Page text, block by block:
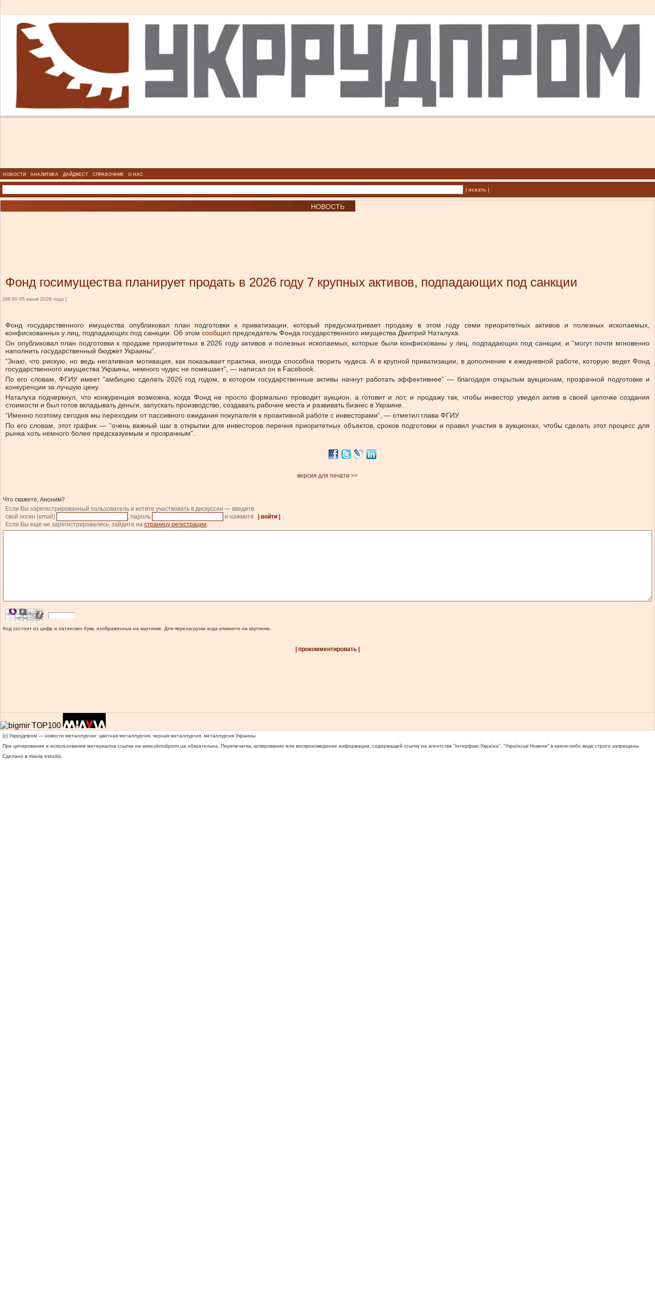
НОВОСТИ АНАЛИТИКА ДАЙДЖЕСТ СПРАВОЧНИК О НАС
| искать |
НОВОСТЬ
Фонд госимущества планирует продать в 2026 году 7 крупных активов, подпадающих под санкции
[08:50 05 июня 2026 года ]
Фонд государственного имущества опубликовал план подготовки к приватизации, который предусматривает продажу в этом году семи приоритетных активов и полезных ископаемых,
конфискованных у лиц, подпадающих под санкции. Об этом сообщил председатель Фонда государственного имущества Дмитрий Наталуха.
Он опубликовал план подготовки к продаже приоритетных в 2026 году активов и полезных ископаемых, которые были конфискованы у лиц, подпадающих под санкции, и “могут почти мгновенно
наполнить государственный бюджет Украины”.
“Знаю, что рискую, но ведь негативная мотивация, как показывает практика, иногда способна творить чудеса. А в крупной приватизации, в дополнение к ежедневной работе, которую ведет Фонд
государственного имущества Украины, немного чудес не помешает”, — написал он в Facebook.
По его словам, ФГИУ имеет “амбицию сделать 2026 год годом, в котором государственные активы начнут работать эффективнее” — благодаря открытым аукционам, прозрачной подготовке и
конкуренции за лучшую цену.
Наталуха подчеркнул, что конкуренция возможна, когда Фонд не просто формально проводит аукцион, а готовит и лот, и продажу так, чтобы инвестор увидел актив в своей цепочке создания
стоимости и был готов вкладывать деньги, запускать производство, создавать рабочие места и развивать бизнес в Украине.
“Именно поэтому сегодня мы переходим от пассивного ожидания покупателя к проактивной работе с инвесторами”, — отметил глава ФГИУ.
По его словам, этот график — “очень важный шаг в открытии для инвесторов перечня приоритетных объектов, сроков подготовки и правил участия в аукционах, чтобы сделать этот процесс для
рынка хоть немного более предсказуемым и прозрачным”.
версия для печати >>
Что скажете, Аноним?
Если Вы зарегистрированный пользователь и хотите участвовать в дискуссии — введите
свой логин (email)
, пароль и нажмите | войти |
.
Если Вы еще не зарегистрировались, зайдите на страницу регистрации.
Код состоит из цифр и латинских букв, изображенных на картинке. Для перезагрузки кода кликните на картинке.
| прокомментировать |
(c) Укррудпром — новости металлургии: цветная металлургия, черная металлургия, металлургия Украины
При цитировании и использовании материалов ссылка на www.ukrrudprom.ua обязательна. Перепечатка, копирование или воспроизведение информации, содержащей ссылку на агентства "Iнтерфакс-Україна", "Українськi Новини" в каком-либо виде строго запрещены
Сделано в miavia estudia.